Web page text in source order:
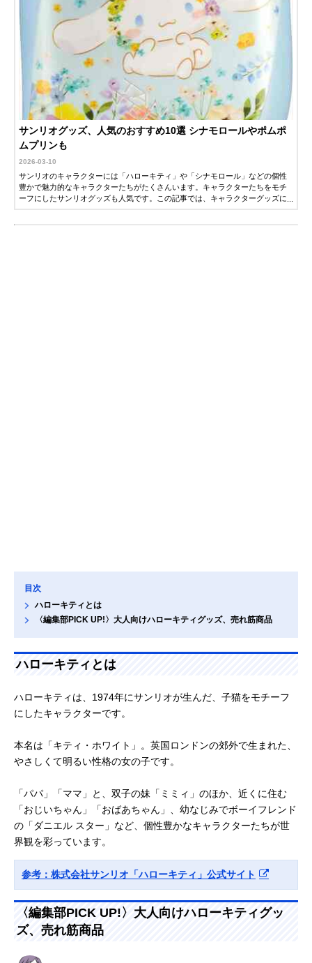
サンリオグッズ、人気のおすすめ10選 シナモロールやポムポ
ムプリンも
2026-03-10
サンリオのキャラクターには「ハローキティ」や「シナモロール」などの個性
豊かで魅力的なキャラクターたちがたくさんいます。キャラクターたちをモチ
ーフにしたサンリオグッズも人気です。この記事では、キャラクターグッズに
目次
ハローキティとは
〈編集部PICK UP!〉大人向けハローキティグッズ、売れ筋商品
ハローキティとは
ハローキティは、1974年にサンリオが生んだ、子猫をモチーフ
にしたキャラクターです。
本名は「キティ・ホワイト」。英国ロンドンの郊外で生まれた、
やさしくて明るい性格の女の子です。
「パパ」「ママ」と、双子の妹「ミミィ」のほか、近くに住む
「おじいちゃん」「おばあちゃん」、幼なじみでボーイフレンド
の「ダニエル スター」など、個性豊かなキャラクターたちが世
界観を彩っています。
参考：株式会社サンリオ「ハローキティ」公式サイト
〈編集部PICK UP!〉大人向けハローキティグッ
ズ、売れ筋商品